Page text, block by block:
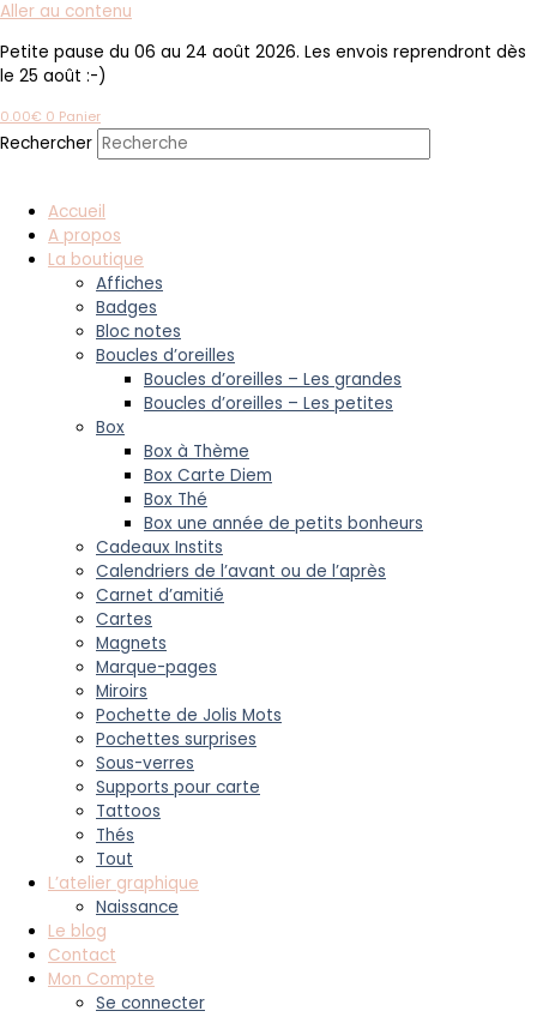
Aller au contenu
Petite pause du 06 au 24 août 2026. Les envois reprendront dès
le 25 août :-)
0.00€ 0 Panier
Rechercher
Accueil
A propos
La boutique
Affiches
Badges
Bloc notes
Boucles d’oreilles
Boucles d’oreilles – Les grandes
Boucles d’oreilles – Les petites
Box
Box à Thème
Box Carte Diem
Box Thé
Box une année de petits bonheurs
Cadeaux Instits
Calendriers de l’avant ou de l’après
Carnet d’amitié
Cartes
Magnets
Marque-pages
Miroirs
Pochette de Jolis Mots
Pochettes surprises
Sous-verres
Supports pour carte
Tattoos
Thés
Tout
L’atelier graphique
Naissance
Le blog
Contact
Mon Compte
Se connecter